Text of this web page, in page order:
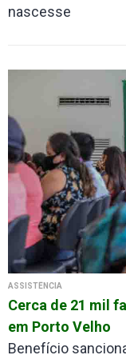
nascesse
ASSISTÊNCIA
Cerca de 21 mil
em Porto Velho
Benefício